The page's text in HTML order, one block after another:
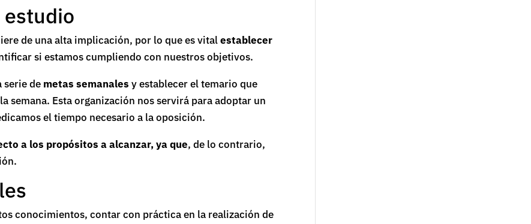
estudio
de una alta implicación, por lo que es vitalestablecer
si estamos cumpliendo con nuestros objetivos.
serie de metas semanales y establecer el temario que
semana. Esta organización nos servirá para adoptar un
el tiempo necesario a la oposición.
a los propósitos a alcanzar, ya que, de lo contrario,
conocimientos, contar con práctica en la realización de